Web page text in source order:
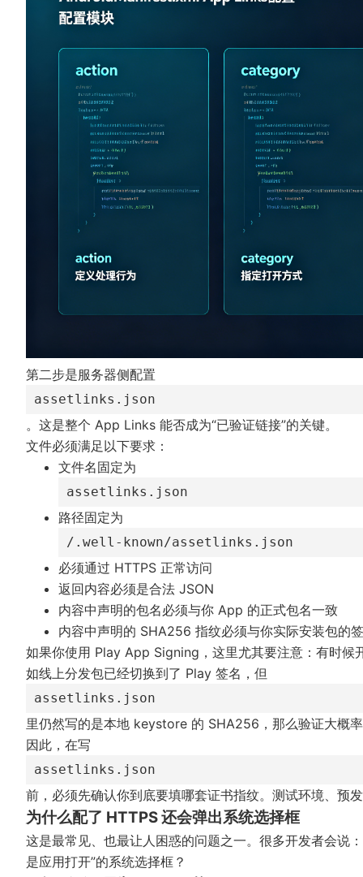
第二步是服务器侧配置
assetlinks.json
。这是整个 App Links 能否成为“已验证链接”的关键。
文件必须满足以下要求：
文件名固定为
assetlinks.json
路径固定为
/.well-known/assetlinks.json
必须通过 HTTPS 正常访问
返回内容必须是合法 JSON
内容中声明的包名必须与你 App 的正式包名一致
内容中声明的 SHA256 指纹必须与你实际安装包的
如果你使用 Play App Signing，这里尤其要注意：有时
如线上分发包已经切换到了 Play 签名，但
assetlinks.json
里仍然写的是本地 keystore 的 SHA256，那么验证大概
因此，在写
assetlinks.json
前，必须先确认你到底要填哪套证书指纹。测试环境、预
为什么配了 HTTPS 还会弹出系统选择框
这是最常见、也最让人困惑的问题之一。很多开发者会说
是应用打开”的系统选择框？